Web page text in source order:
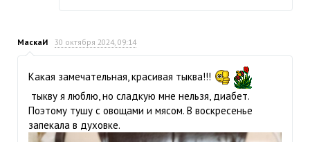
МаскаИ 30 октября 2024, 09:14
Какая замечательная, красивая тыква!!!
тыкву я люблю, но сладкую мне нельзя, диабет.
Поэтому тушу с овощами и мясом. В воскресенье
запекала в духовке.